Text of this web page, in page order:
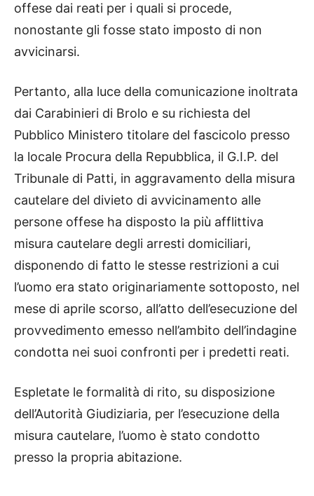
offese dai reati per i quali si procede,
nonostante gli fosse stato imposto di non
avvicinarsi.
Pertanto, alla luce della comunicazione inoltrata
dai Carabinieri di Brolo e su richiesta del
Pubblico Ministero titolare del fascicolo presso
la locale Procura della Repubblica, il G.I.P. del
Tribunale di Patti, in aggravamento della misura
cautelare del divieto di avvicinamento alle
persone offese ha disposto la più afflittiva
misura cautelare degli arresti domiciliari,
disponendo di fatto le stesse restrizioni a cui
l’uomo era stato originariamente sottoposto, nel
mese di aprile scorso, all’atto dell’esecuzione del
provvedimento emesso nell’ambito dell’indagine
condotta nei suoi confronti per i predetti reati.
Espletate le formalità di rito, su disposizione
dell’Autorità Giudiziaria, per l’esecuzione della
misura cautelare, l’uomo è stato condotto
presso la propria abitazione.